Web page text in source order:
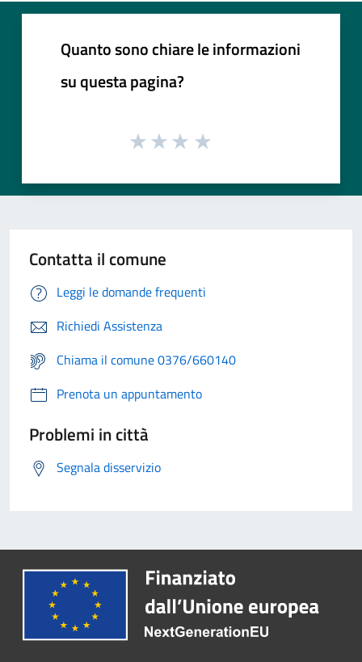
Quanto sono chiare le informazioni
su questa pagina?
Contatta il comune
Leggi le domande frequenti
Richiedi Assistenza
Chiama il comune 0376/660140
Prenota un appuntamento
Problemi in città
Segnala disservizio